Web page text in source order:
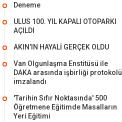
Deneme
ULUS 100. YIL KAPALI OTOPARKI
AÇILDI
AKIN’IN HAYALİ GERÇEK OLDU
Van Olgunlaşma Enstitüsü ile
DAKA arasında işbirliği protokolü
imzalandı
'Tarihin Sıfır Noktasında' 500
Öğretmene Eğitimde Masalların
Yeri Eğitimi
ÖZDEMİR